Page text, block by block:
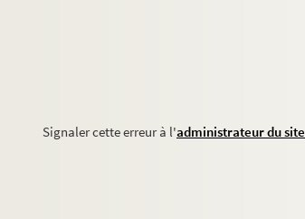
Signaler cette erreur à l'administrateur du site